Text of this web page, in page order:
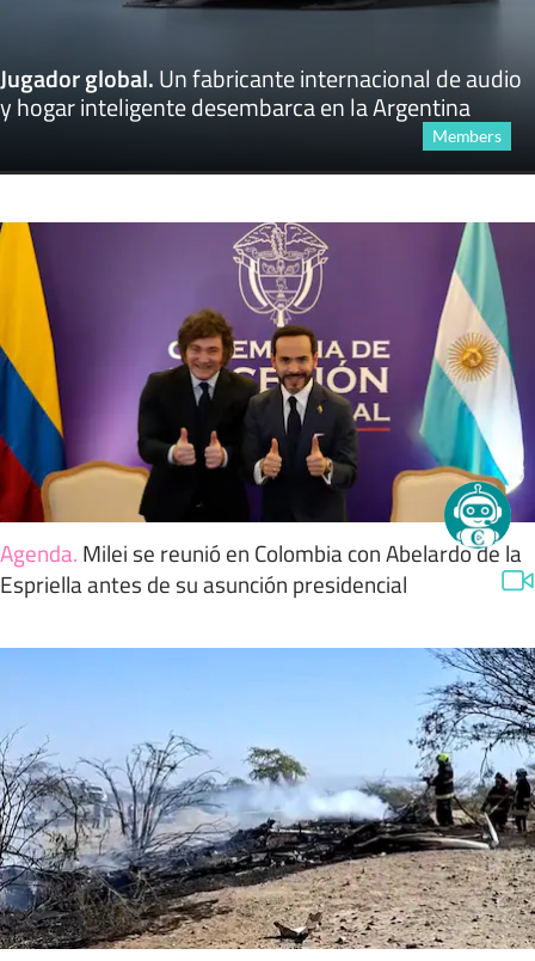
Jugador global.Un fabricante internacional de audio
y hogar inteligente desembarca en la Argentina
Members
Agenda. Milei se reunió en Colombia con Abelardo de la
Espriella antes de su asunción presidencial